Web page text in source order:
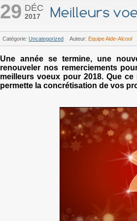
29 DÉC
2017 Meilleurs
Catégorie: Uncategorized Auteur: Equipe Aide-Alcool
Une année se termine, une
renouveler nos remerciements
meilleurs voeux pour 2018. Que
permette la concrétisation de vos